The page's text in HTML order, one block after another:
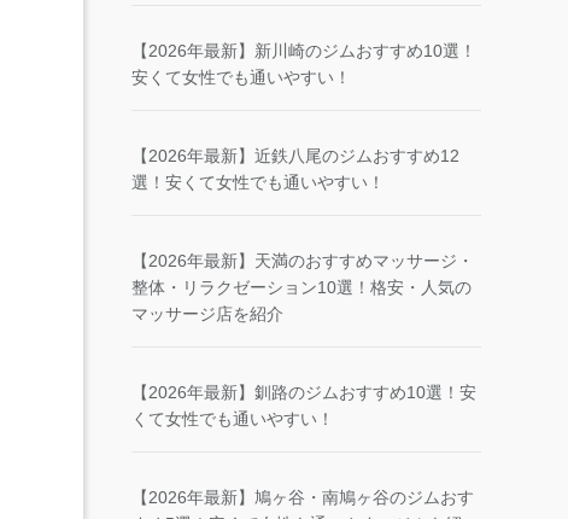
【2026年最新】新川崎のジムおすすめ10選！
安くて女性でも通いやすい！
【2026年最新】近鉄八尾のジムおすすめ12
選！安くて女性でも通いやすい！
【2026年最新】天満のおすすめマッサージ・
整体・リラクゼーション10選！格安・人気の
マッサージ店を紹介
【2026年最新】釧路のジムおすすめ10選！安
くて女性でも通いやすい！
【2026年最新】鳩ヶ谷・南鳩ヶ谷のジムおす